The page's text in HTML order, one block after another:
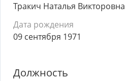
Тракич Наталья Викторовна
Дата рождения
09 сентября 1971
Должность